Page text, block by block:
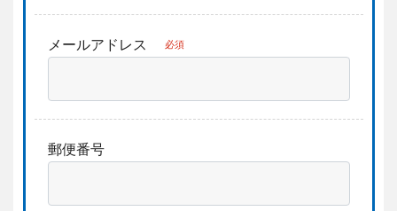
メールアドレス 必須
郵便番号